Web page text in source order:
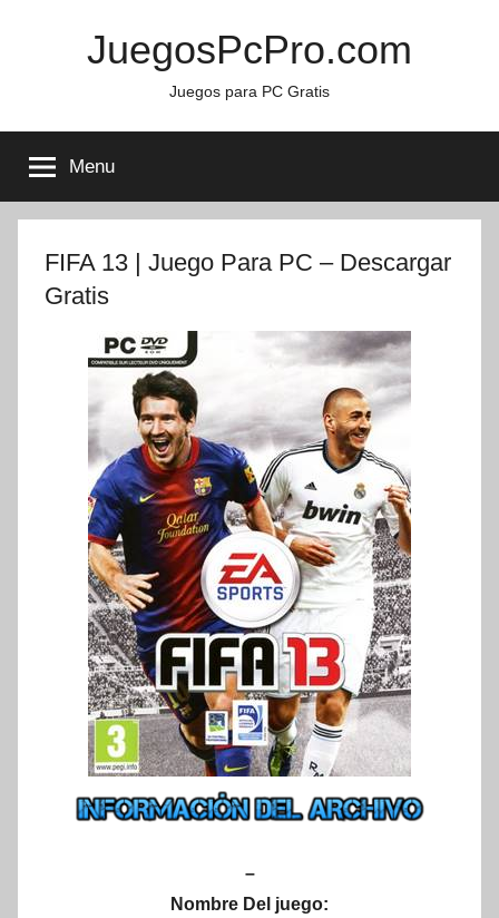
JuegosPcPro.com
Juegos para PC Gratis
Menu
FIFA 13 | Juego Para PC – Descargar
Gratis
–
Nombre Del juego: